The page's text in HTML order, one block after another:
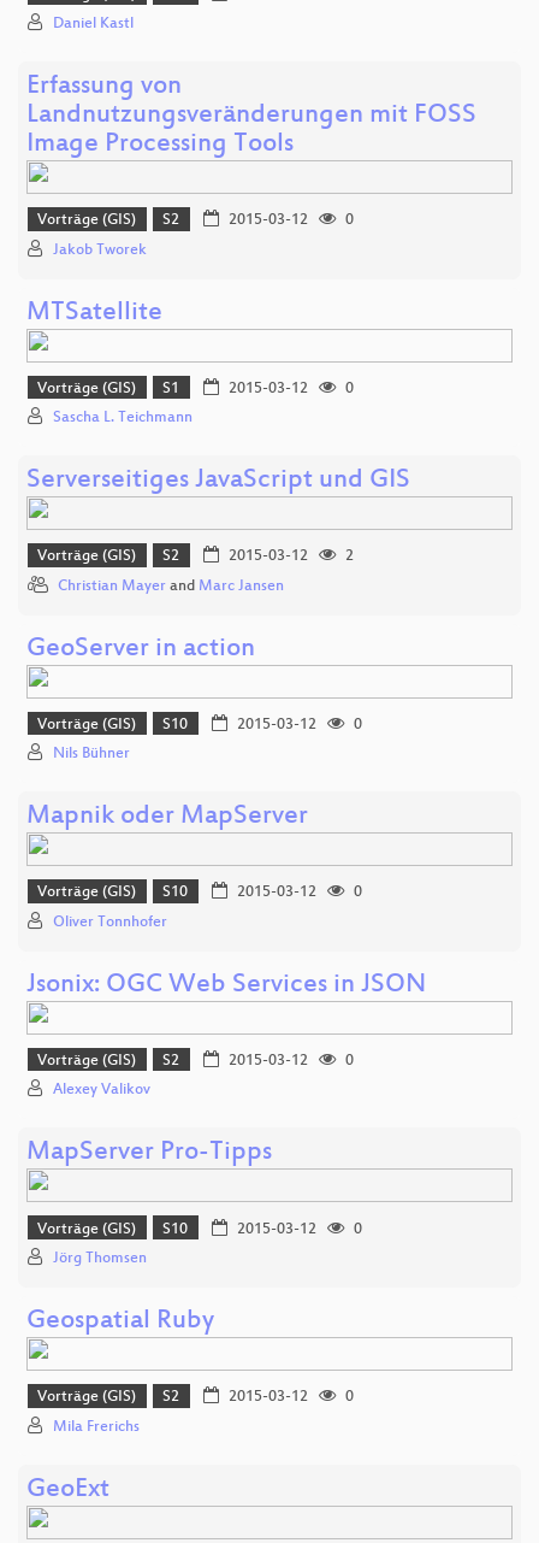
Daniel Kastl
Erfassung von
Landnutzungsveränderungen mit FOSS
Image Processing Tools
Vorträge (GIS) S2 2015-03-12
0
Jakob Tworek
MTSatellite
Vorträge (GIS) S1 2015-03-12
0
Sascha L. Teichmann
Serverseitiges JavaScript und GIS
Vorträge (GIS) S2 2015-03-12
2
Christian Mayer and Marc Jansen
GeoServer in action
Vorträge (GIS) S10 2015-03-12
0
Nils Bühner
Mapnik oder MapServer
Vorträge (GIS) S10 2015-03-12
0
Oliver Tonnhofer
Jsonix: OGC Web Services in JSON
Vorträge (GIS) S2 2015-03-12
0
Alexey Valikov
MapServer Pro-Tipps
Vorträge (GIS) S10 2015-03-12
0
Jörg Thomsen
Geospatial Ruby
Vorträge (GIS) S2 2015-03-12
0
Mila Frerichs
GeoExt